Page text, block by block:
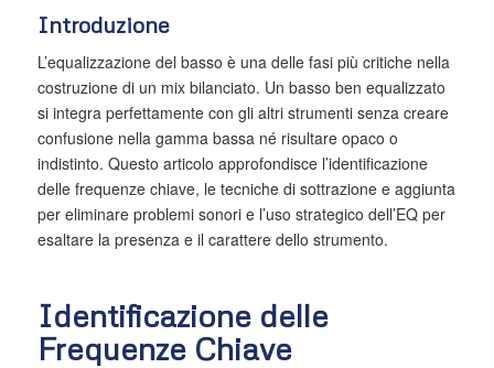
Introduzione
L’equalizzazione del basso è una delle fasi più critiche nella
costruzione di un mix bilanciato. Un basso ben equalizzato
si integra perfettamente con gli altri strumenti senza creare
confusione nella gamma bassa né risultare opaco o
indistinto. Questo articolo approfondisce l’identificazione
delle frequenze chiave, le tecniche di sottrazione e aggiunta
per eliminare problemi sonori e l’uso strategico dell’EQ per
esaltare la presenza e il carattere dello strumento.
Identificazione delle
Frequenze Chiave